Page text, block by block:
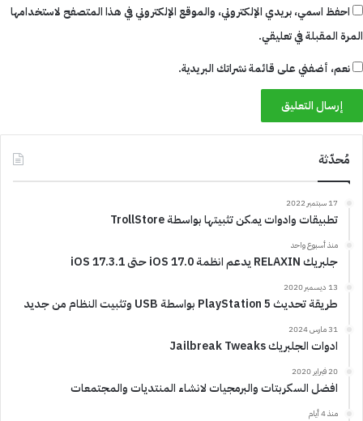
احفظ اسمي، بريدي الإلكتروني، والموقع الإلكتروني في هذا المتصفح لاستخدامها
المرة المقبلة في تعليقي.
نعم، أضفني على قائمة نشراتك البريدية.
مُحدّثة
17 سبتمبر 2022
تطبيقات وادوات يمكن تثبيتها بواسطة TrollStore
منذ أسبوع واحد
جلبريك RELAXIN يدعم انظمة iOS 17.0 حتى iOS 17.3.1
13 ديسمبر 2020
طريقة تحديث PlayStation 5 بواسطة USB وتثبيت النظام من جديد
31 مارس 2024
ادوات الجلبريك Jailbreak Tweaks
20 فبراير 2020
افضل السكربتات والبرمجيات لانشاء المنتديات والمجتمعات
منذ 4 أيام